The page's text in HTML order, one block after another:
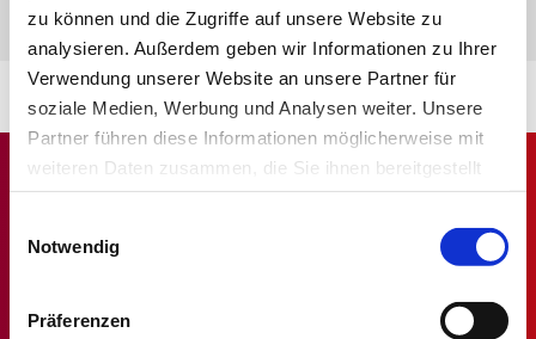
zu können und die Zugriffe auf unsere Website zu
analysieren. Außerdem geben wir Informationen zu Ihrer
Verwendung unserer Website an unsere Partner für
soziale Medien, Werbung und Analysen weiter. Unsere
Partner führen diese Informationen möglicherweise mit
weiteren Daten zusammen, die Sie ihnen bereitgestellt
haben oder die sie im Rahmen Ihrer Nutzung der Dienste
Notwendig
Präferenzen
ZU den FAQs